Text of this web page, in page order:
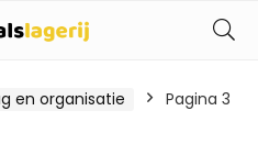
en organisatie Pagina 3